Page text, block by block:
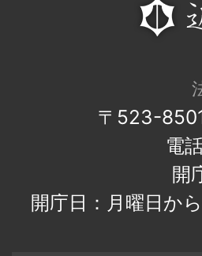
〒523-
電
開
開庁日：月曜日か